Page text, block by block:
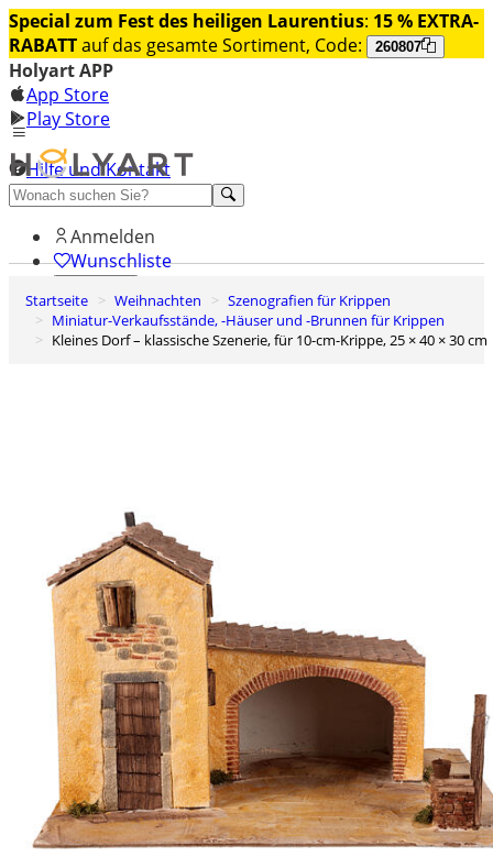
Special zum Fest des heiligen Laurentius: 15 % EXTRA-
RABATTauf das gesamte Sortiment, Code: 260807
Holyart APP
App Store
Play Store
Hilfe und Kontakt
Entdecken Sie Premium
Anmelden
Wunschliste
0
Warenkorb
Startseite Weihnachten
Szenografien für Krippen
Miniatur-Verkaufsstände, -Häuser und -Brunnen für Krippen
Kleines Dorf – klassische Szenerie, für 10-cm-Krippe, 25 × 40 × 30 cm